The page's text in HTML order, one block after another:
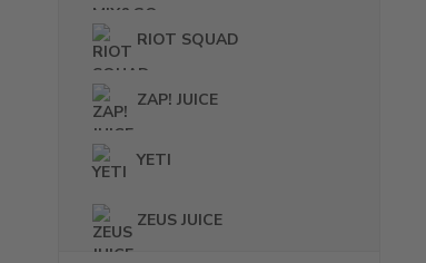
RIOT SQUAD
ZAP! JUICE
YETI
ZEUS JUICE